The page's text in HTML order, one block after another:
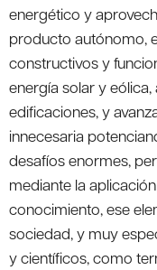
energético y
producto autónomo,
constructivos y
energía solar y
edificaciones, y
innecesaria
desafíos enormes,
mediante la
conocimiento, ese
sociedad, y muy
y científicos, como